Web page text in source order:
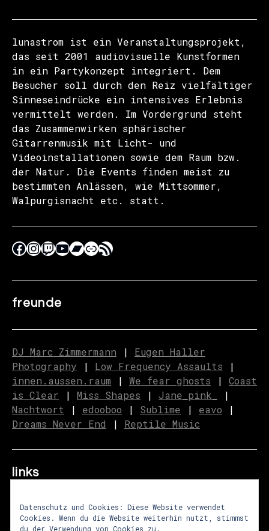
lunastrom ist ein Veranstaltungsprojekt,
das seit 2001 audiovisuelle Kunstformen
in ein Partykonzept integriert. Dem
Besucher soll durch den Reiz vielfältiger
Sinneseindrücke ein intensives Erlebnis
vermittelt werden. Im Vordergrund steht
das Zusammenwirken sphärischer
Gitarrenmusik mit Licht- und
Videoinstallationen sowie dem Raum bzw.
der Natur. Die Events finden meist zu
bestimmten Anlässen, wie Mittsommer,
Walpurgisnacht etc. statt.
freunde
DJ Marc Zimmermann | Eugen Haller
Photography | Low Frequency Assaults |
innen.aussen.raum | We fear ghosts | Coast
is Clear | Miss Shapes | Jane_pink_
|
Nachtwort | edooboo | Sublime | eavo |
Dreams Never End | Reptile Music
links
über uns | presse|newsletter
Datenschutz und Cookies: Diese Website verwendet
Cookies. Wenn du die Website weiterhin nutzt, stimmst
du der Verwendung von Cookies zu.